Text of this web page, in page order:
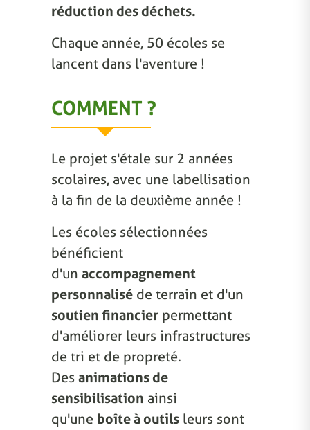
réduction des déchets.
Chaque année, 50 écoles se
lancent dans l'aventure !
COMMENT ?
Le projet s'étale sur 2 années
scolaires, avec une labellisation
à la fin de la deuxième année !
Les écoles sélectionnées
bénéficient
d'un accompagnement
personnalisé de terrain et d'un
soutien financier permettant
d'améliorer leurs infrastructures
de tri et de propreté.
Des animations de
sensibilisation ainsi
qu'une boîte à outils leurs sont